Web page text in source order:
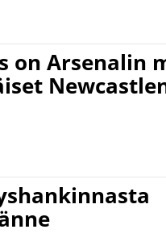
on Arsenalin